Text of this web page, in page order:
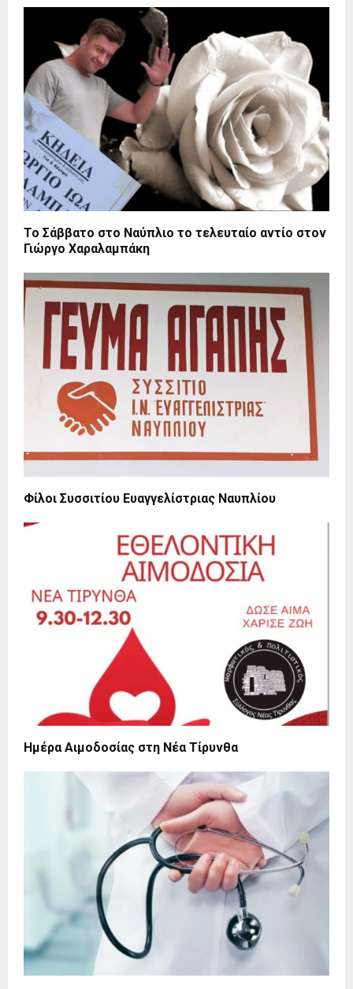
Το Σάββατο στο Ναύπλιο το τελευταίο αντίο στον
Γιώργο Χαραλαμπάκη
Φίλοι Συσσιτίου Ευαγγελίστριας Ναυπλίου
Ημέρα Αιμοδοσίας στη Νέα Τίρυνθα